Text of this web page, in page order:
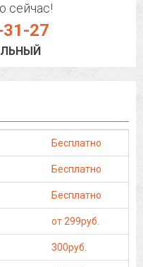
сейчас!
27
Бесплатно
Бесплатно
Бесплатно
от 299руб.
300руб.